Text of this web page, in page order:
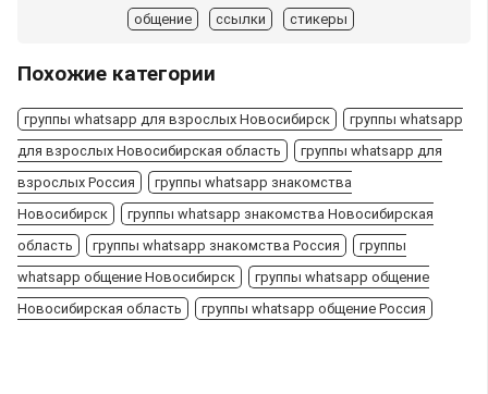
общение ссылки стикеры
Похожие категории
группы whatsapp для взрослых Новосибирск
группы whatsapp
для взрослых Новосибирская область
группы whatsapp для
взрослых Россия
группы whatsapp знакомства
Новосибирск
группы whatsapp знакомства Новосибирская
область
группы whatsapp знакомства Россия
группы
whatsapp общение Новосибирск
группы whatsapp общение
Новосибирская область
группы whatsapp общение Россия